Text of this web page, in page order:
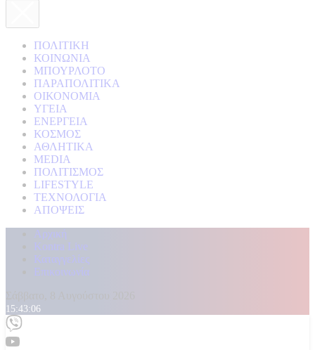
ΠΟΛΙΤΙΚΗ
ΚΟΙΝΩΝΙΑ
ΜΠΟΥΡΛΟΤΟ
ΠΑΡΑΠΟΛΙΤΙΚΑ
ΟΙΚΟΝΟΜΙΑ
ΥΓΕΙΑ
ΕΝΕΡΓΕΙΑ
ΚΟΣΜΟΣ
ΑΘΛΗΤΙΚΑ
MEDIA
ΠΟΛΙΤΙΣΜΟΣ
LIFESTYLE
ΤΕΧΝΟΛΟΓΙΑ
ΑΠΟΨΕΙΣ
Αρχική
Kontra Live
Καταγγελίες
Επικοινωνία
15:43:08